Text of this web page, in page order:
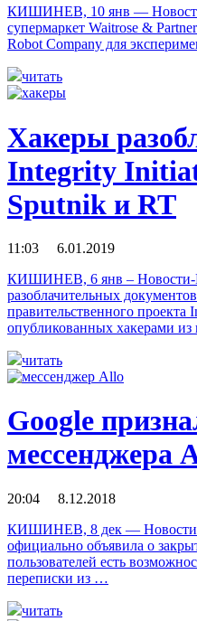
КИШИНЕВ, 10 янв —
супермаркет Waitrose &
Robot Company для
читать
Хакеры
Integrity
Sputnik и RT
11:03 6.01.2019
КИШИНЕВ, 6 янв – Новости-
разоблачительных
правительственного проекта
опубликованных хакерами
читать
Google
мессенджера
20:04 8.12.2018
КИШИНЕВ, 8 дек — Новости-
официально объявила о
пользователей есть
переписки из …
читать